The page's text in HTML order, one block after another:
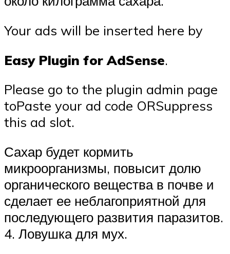
Your ads will be inserted here by
Easy Plugin for AdSense.
Please go to the plugin admin page
toPaste your ad code ORSuppress
this ad slot.
Сахар будет кормить
микроорганизмы, повысит долю
органического вещества в почве и
сделает ее неблагоприятной для
последующего развития паразитов.
4. Ловушка для мух.